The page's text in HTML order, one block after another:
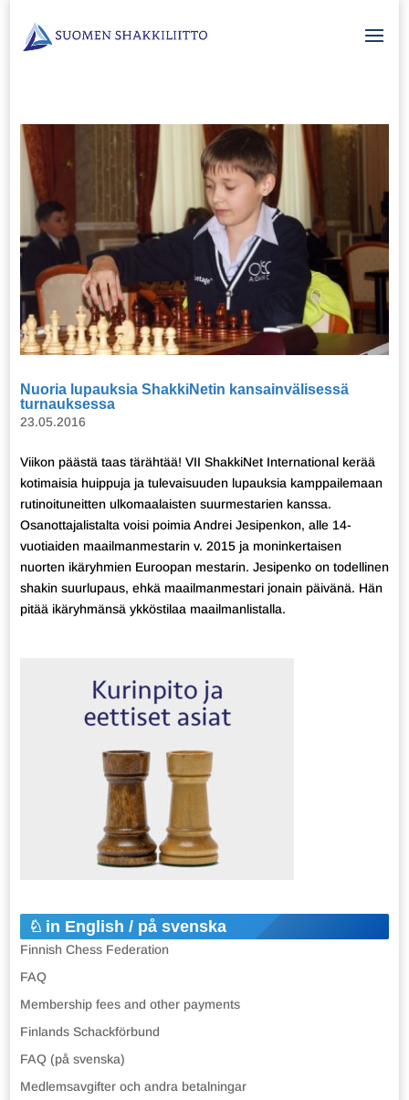
Nuoria lupauksia ShakkiNetin kansainvälisessä
turnauksessa
23.05.2016
Viikon päästä taas tärähtää! VII ShakkiNet International kerää
kotimaisia huippuja ja tulevaisuuden lupauksia kamppailemaan
rutinoituneitten ulkomaalaisten suurmestarien kanssa.
Osanottajalistalta voisi poimia Andrei Jesipenkon, alle 14-
vuotiaiden maailmanmestarin v. 2015 ja moninkertaisen
nuorten ikäryhmien Euroopan mestarin. Jesipenko on todellinen
shakin suurlupaus, ehkä maailmanmestari jonain päivänä. Hän
pitää ikäryhmänsä ykköstilaa maailmanlistalla.
in English / på svenska
Finnish Chess Federation
FAQ
Membership fees and other payments
Finlands Schackförbund
FAQ (på svenska)
Medlemsavgifter och andra betalningar